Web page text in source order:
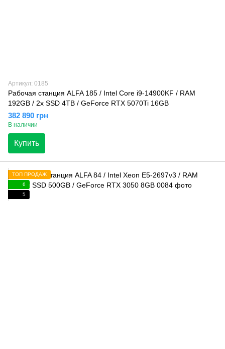
Артикул: 0185
Рабочая станция ALFA 185 / Intel Core i9-14900KF / RAM
192GB / 2x SSD 4TB / GeForce RTX 5070Ti 16GB
382 890 грн
В наличии
Купить
ТОП ПРОДАЖ
6
5